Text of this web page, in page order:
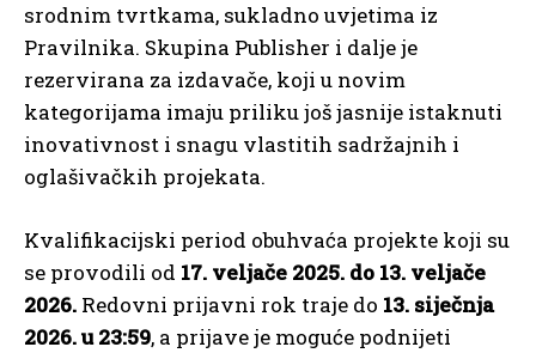
srodnim tvrtkama, sukladno uvjetima iz
Pravilnika. Skupina Publisher i dalje je
rezervirana za izdavače, koji u novim
kategorijama imaju priliku još jasnije istaknuti
inovativnost i snagu vlastitih sadržajnih i
oglašivačkih projekata.
Kvalifikacijski period obuhvaća projekte koji su
se provodili od 17. veljače 2025. do 13. veljače
2026. Redovni prijavni rok traje do 13. siječnja
2026. u 23:59, a prijave je moguće podnijeti